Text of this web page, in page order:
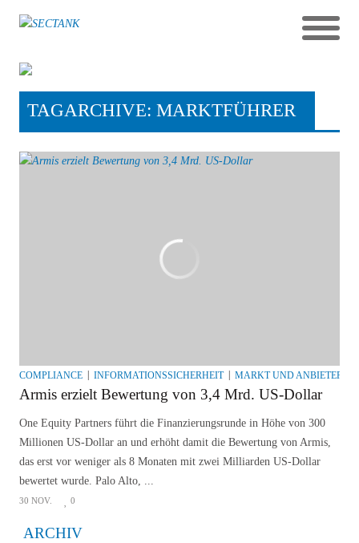
TAGARCHIVE: MARKTFÜHRER
COMPLIANCE INFORMATIONSSICHERHEIT MARKT UND ANBIETER
Armis erzielt Bewertung von 3,4 Mrd. US-Dollar
One Equity Partners führt die Finanzierungsrunde in Höhe von 300
Millionen US-Dollar an und erhöht damit die Bewertung von Armis,
das erst vor weniger als 8 Monaten mit zwei Milliarden US-Dollar
bewertet wurde. Palo Alto, ...
30 NOV. 0
ARCHIV